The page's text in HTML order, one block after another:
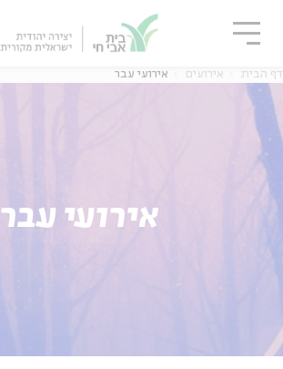
דף הבית אירועים אירועי עבר
אירועי עבר
סגור